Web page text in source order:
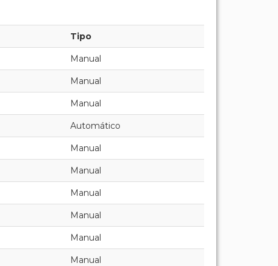
Tipo
Manual
Manual
Manual
Automático
Manual
Manual
Manual
Manual
Manual
Manual